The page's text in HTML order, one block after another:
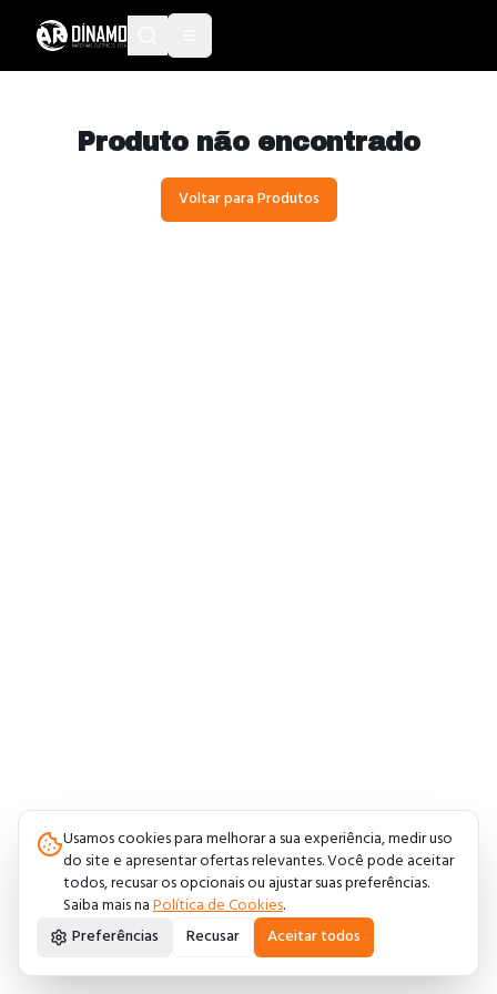
Produto não encontrado
Voltar para Produtos
Usamos cookies para melhorar a sua experiência, medir uso
do site e apresentar ofertas relevantes. Você pode aceitar
todos, recusar os opcionais ou ajustar suas preferências.
Saiba mais naPolítica de Cookies.
Preferências
Recusar Aceitar todos